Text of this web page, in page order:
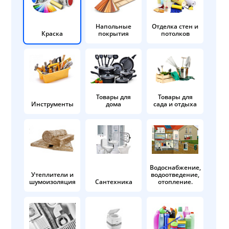
Краска
Напольные
покрытия
Отделка стен и
потолков
Инструменты
Товары для
дома
Товары для
сада и отдыха
Утеплители и
шумоизоляция
Сантехника
Водоснабжение,
водоотведение,
отопление.